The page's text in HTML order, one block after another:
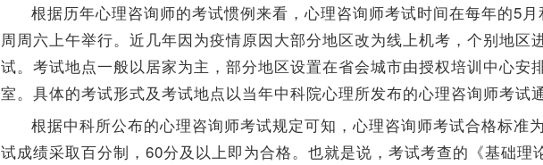
根据历年心理咨询师的考试惯例来看，心理咨询师考试时间在每年的5月
周周六上午举行。近几年因为疫情原因大部分地区改为线上机考，个别地区
试。考试地点一般以居家为主，部分地区设置在省会城市由授权培训中心安
室。具体的考试形式及考试地点以当年中科院心理所发布的心理咨询师考试
根据中科所公布的心理咨询师考试规定可知，心理咨询师考试合格标准
试成绩采取百分制，60分及以上即为合格。也就是说，考试考查的《基础理